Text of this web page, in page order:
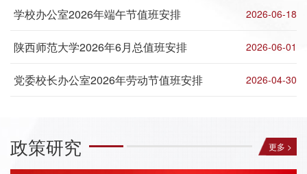
学校办公室2026年端午节值班安排 2026-06-18
陕西师范大学2026年6月总值班安排 2026-06-01
党委校长办公室2026年劳动节值班安排 2026-04-30
政策研究 更多 >